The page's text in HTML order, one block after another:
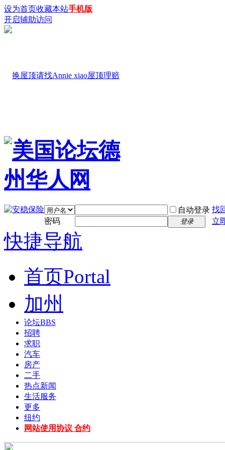
设为首页收藏本站手机版
开启辅助访问
自动登录 找
密码
登录 立
快捷导航
首页Portal
加州
论坛BBS
招聘
求职
汽车
房产
二手
热点新闻
生活服务
更多
纽约
网站使用协议 合约